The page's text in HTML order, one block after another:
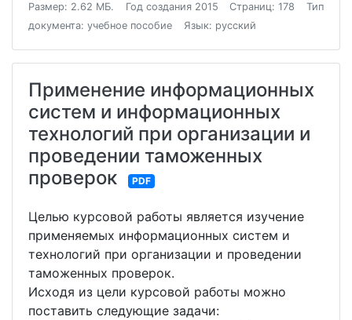
Размер: 2.62 МБ. Год создания 2015 Страниц: 178
Тип
документа: учебное пособие
Язык: русский
Применение информационных
систем и информационных
технологий при организации и
проведении таможенных
проверок
PDF
Целью курсовой работы является изучение
применяемых информационных систем и
технологий при организации и проведении
таможенных проверок.
Исходя из цели курсовой работы можно
поставить следующие задачи: